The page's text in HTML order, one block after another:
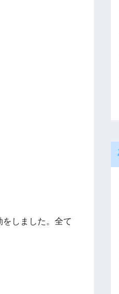
しました。全て